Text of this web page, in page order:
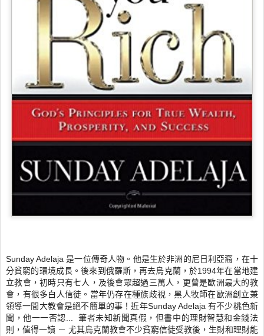
Sunday Adelaja 是一位傳奇人物。他是生於非洲的尼日利亞裔， 在十
分貧窮的環境成長。後來到俄羅斯，再去烏克蘭，於1994年在當地建
立教會，初時只有七人， 及後會眾超過三萬人，更曾是歐洲最大的教
會，有很多白人信徒。 當年仍存在種族歧視，黑人牧師在歐洲創立兼
領導一間大教會是絕不簡單的事！近年Sunday Adelaja 有不少桃色新
聞，他一一否認... 筆者未知新聞真假，但書中的理財智慧和金錢法
則，值得一讀 － 尤其烏克蘭教會不少貧窮信徒受教後，生財和理財能